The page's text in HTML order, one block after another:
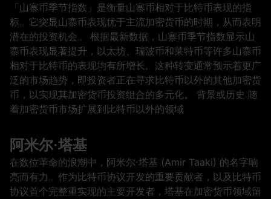
「山寨币季节指数」是衡量山寨币相对于比特币表现的指
标。它突显山寨币表现优于主流加密货币的时期，从而表明
潜在的投资机会。 根据最新数据，山寨币季节指数显示山
寨币表现显著提升，以太坊、瑞波币和莱特币等许多山寨币
相对于比特币的表现均有所增长。这种转变通常预示着更广
泛的市场趋势，即投资者正在寻求比特币以外的其他加密货
币，以实现其加密货币投资组合的多元化。 背景或历史 随
着加密货币市场扩展到比特币以外的领域
阿米尔·塔基
在数位革命的浪潮中，阿米尔·塔基 (Amir Taaki) 的名字响
亮而有力。作为比特币协议开发的重要贡献者，以及比特币
协议首个完整重实现的主要开发者，塔基在加密货币领域留